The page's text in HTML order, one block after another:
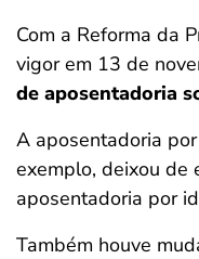
Com a Reforma da
vigor em 13 de
de aposentadoria
A aposentadoria
exemplo, deixou de
aposentadoria por
Também houve